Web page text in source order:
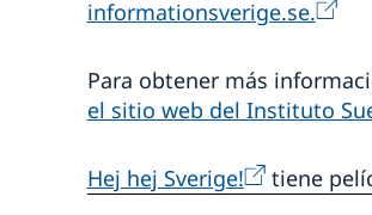
informationsverige.se.
Para obtener más
el sitio web del Instituto
Hej hej Sverige! tiene